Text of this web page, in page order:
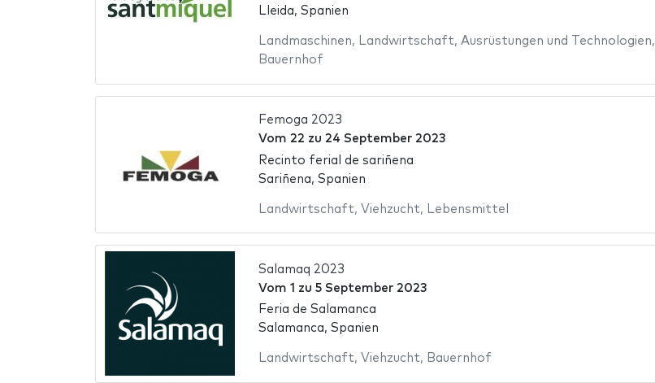
Lleida, Spanien
Landmaschinen, Landwirtschaft, Ausrüstungen und Technologien,
Bauernhof
Femoga 2023
Vom 22 zu 24 September 2023
Recinto ferial de sariñena
Sariñena, Spanien
Landwirtschaft, Viehzucht, Lebensmittel
Salamaq 2023
Vom 1 zu 5 September 2023
Feria de Salamanca
Salamanca, Spanien
Landwirtschaft, Viehzucht, Bauernhof